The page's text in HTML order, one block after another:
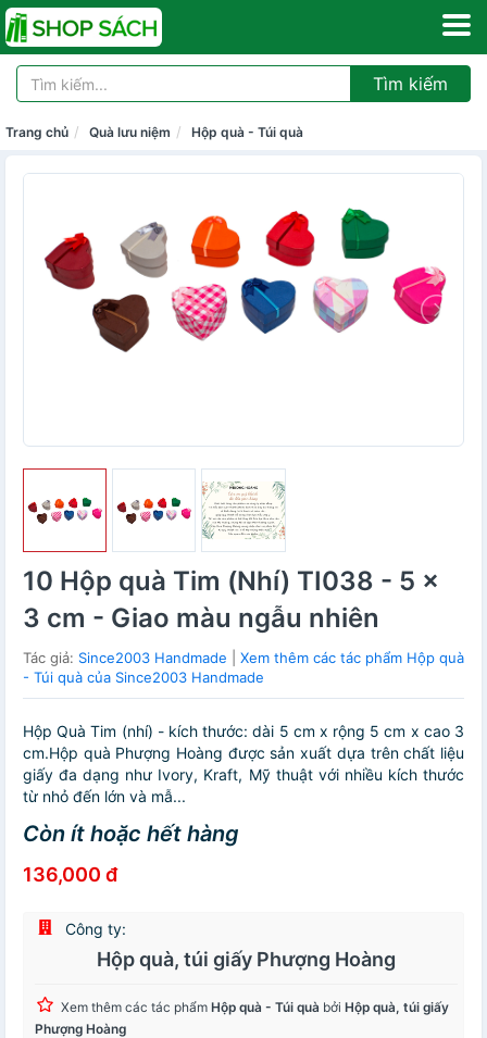
Tìm kiếm
Trang chủ Quà lưu niệm Hộp quà - Túi quà
10 Hộp quà Tim (Nhí) TI038 - 5 x
3 cm - Giao màu ngẫu nhiên
Tác giả: Since2003 Handmade
Xem thêm các tác phẩm Hộp quà
- Túi quà của Since2003 Handmade
Hộp Quà Tim (nhí) - kích thước: dài 5 cm x rộng 5 cm x cao 3
cm.Hộp quà Phượng Hoàng được sản xuất dựa trên chất liệu
giấy đa dạng như Ivory, Kraft, Mỹ thuật với nhiều kích thước
từ nhỏ đến lớn và mẫ...
Còn ít hoặc hết hàng
136,000 đ
Công ty:
Hộp quà, túi giấy Phượng Hoàng
Xem thêm các tác phẩm Hộp quà - Túi quà bởi Hộp quà, túi giấy
Phượng Hoàng